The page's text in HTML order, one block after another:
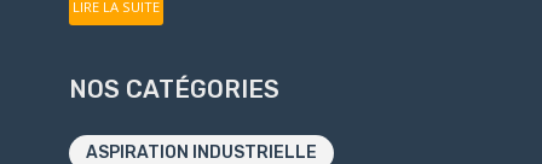
LIRE LA SUITE
NOS CATÉGORIES
ASPIRATION INDUSTRIELLE